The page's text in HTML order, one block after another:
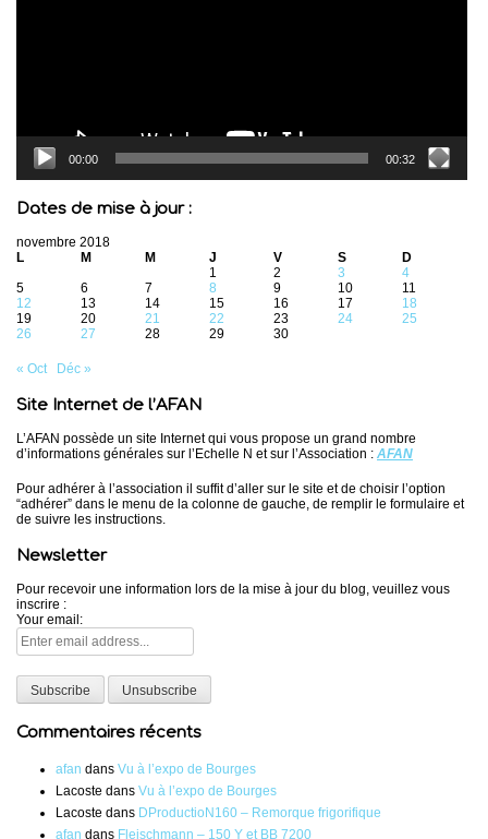
00:00 00:32
Dates de mise à jour :
novembre 2018
L
M M J V S
D
1
2 3
4
5
6 7 8 9 10
11
12
13 14 15 16 17
18
19
20 21 22 23 24
25
26
27 28 29 30
« Oct Déc »
Site Internet de l’AFAN
L’AFAN possède un site Internet qui vous propose un grand nombre
d’informations générales sur l’Echelle N et sur l’Association : AFAN
Pour adhérer à l’association il suffit d’aller sur le site et de choisir l’option
“adhérer” dans le menu de la colonne de gauche, de remplir le formulaire et
de suivre les instructions.
Newsletter
Pour recevoir une information lors de la mise à jour du blog, veuillez vous
inscrire :
Your email:
Commentaires récents
afan dans Vu à l’expo de Bourges
Lacoste dans Vu à l’expo de Bourges
Lacoste dans DProductioN160 – Remorque frigorifique
afan dans Fleischmann – 150 Y et BB 7200